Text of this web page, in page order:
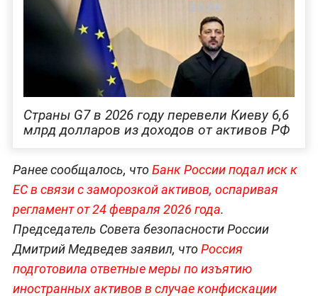
Страны G7 в 2026 году перевели Киеву 6,6
млрд долларов из доходов от активов РФ
Ранее сообщалось, чтоБанк России подал иск к
ЕС в связи с заморозкой активов, оспаривая
регламент от 24 февраля 2026 года.
Председатель Совета безопасности России
Дмитрий Медведев заявил, чтоРоссия
подготовила ответные меры по изъятию
иностранных активов в случае конфискации